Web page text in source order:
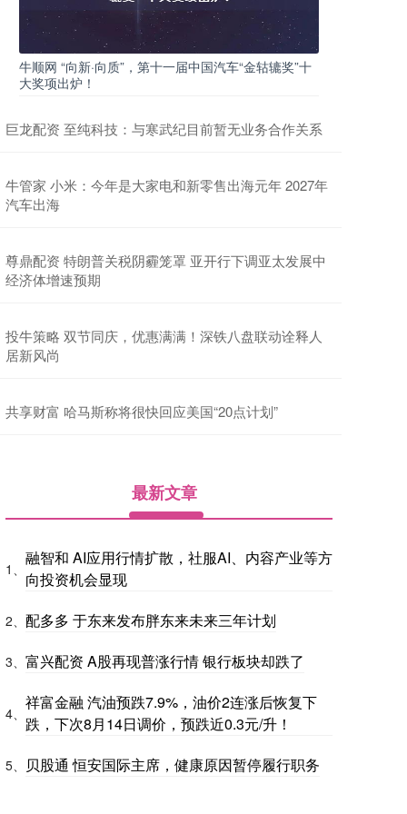
牛顺网 “向新·向质”，第十一届中国汽车“金轱辘奖”十
大奖项出炉！
巨龙配资 至纯科技：与寒武纪目前暂无业务合作关系
牛管家 小米：今年是大家电和新零售出海元年 2027年
汽车出海
尊鼎配资 特朗普关税阴霾笼罩 亚开行下调亚太发展中
经济体增速预期
投牛策略 双节同庆，优惠满满！深铁八盘联动诠释人
居新风尚
共享财富 哈马斯称将很快回应美国“20点计划”
最新文章
1、
融智和 AI应用行情扩散，社服AI、内容产业等方
向投资机会显现
2、 配多多 于东来发布胖东来未来三年计划
3、 富兴配资 A股再现普涨行情 银行板块却跌了
4、
祥富金融 汽油预跌7.9%，油价2连涨后恢复下
跌，下次8月14日调价，预跌近0.3元/升！
5、 贝股通 恒安国际主席，健康原因暂停履行职务